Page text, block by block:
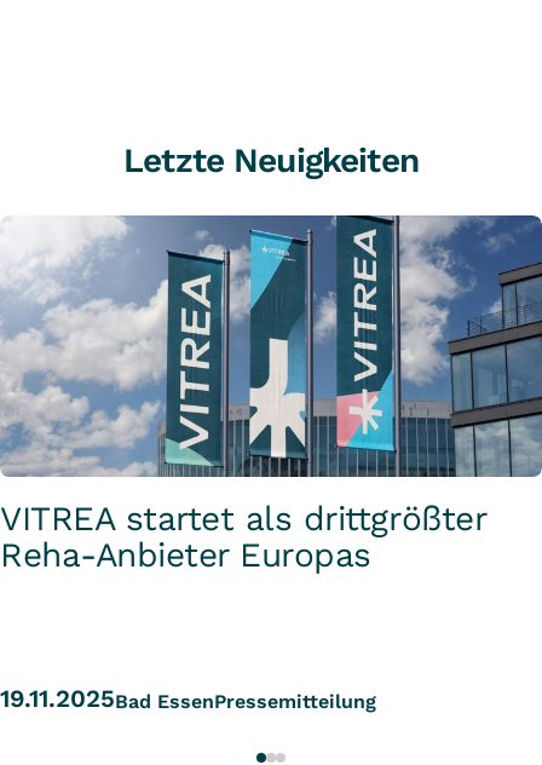
Letzte Neuigkeiten
VITREA startet als drittgrößter
Reha-Anbieter Europas
19.11.2025Bad EssenPressemitteilung